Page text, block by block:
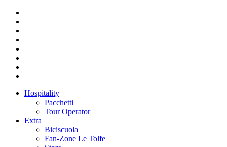
Hospitality
Pacchetti
Tour Operator
Extra
Biciscuola
Fan-Zone Le Tolfe